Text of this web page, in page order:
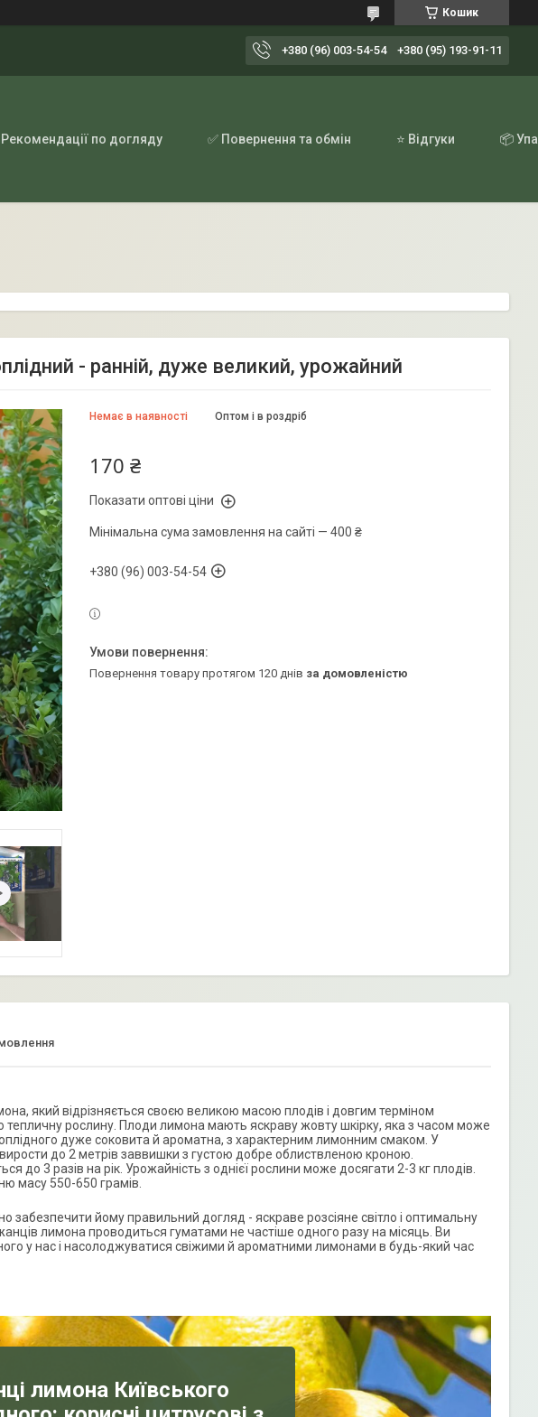
Кошик
+380 (96) 003-54-54 +380 (95) 193-91-11
по догляду ✅ Повернення та обмін ⭐ Відгуки 📦
- ранній, дуже великий, урожайний
Немає в наявності Оптом і в роздріб
170 ₴
Показати оптові ціни
Мінімальна сума замовлення на сайті — 400 ₴
+380 (96) 003-54-54
повернення товару протягом 120 днів за домовленістю
який відрізняється своєю великою масою плодів і довгим терміном
тепличну рослину. Плоди лимона мають яскраву жовту шкірку, яка з часом може
дуже соковита й ароматна, з характерним лимонним смаком. У
до 2 метрів заввишки з густою добре облиствленою кроною.
до 3 разів на рік. Урожайність з однієї рослини може досягати 2-3 кг плодів.
масу 550-650 грамів.
забезпечити йому правильний догляд - яскраве розсіяне світло і оптимальну
лимона проводиться гуматами не частіше одного разу на місяць. Ви
у нас і насолоджуватися свіжими й ароматними лимонами в будь-який час
лимона Київського